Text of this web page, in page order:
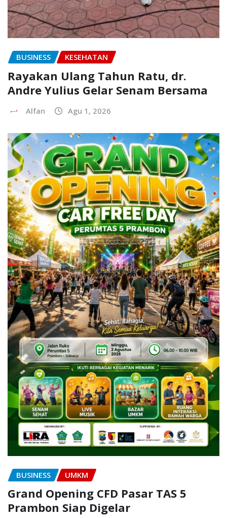
BUSINESS KESEHATAN
Rayakan Ulang Tahun Ratu, dr.
Andre Yulius Gelar Senam Bersama
Alfan Agu 1, 2026
BUSINESS UMKM
Grand Opening CFD Pasar TAS 5
Prambon Siap Digelar